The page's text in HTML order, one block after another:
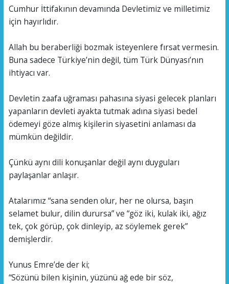
Cumhur İttifakının devamında Devletimiz ve milletimiz
için hayırlıdır.
Allah bu beraberliği bozmak isteyenlere fırsat vermesin.
Buna sadece Türkiye’nin değil, tüm Türk Dünyası’nın
ihtiyacı var.
Devletin zaafa uğraması pahasına siyasi gelecek planları
yapanların devleti ayakta tutmak adına siyasi bedel
ödemeyi göze almış kişilerin siyasetini anlaması da
mümkün değildir.
Çünkü aynı dili konuşanlar değil aynı duyguları
paylaşanlar anlaşır.
Atalarımız “sana senden olur, her ne olursa, başın
selamet bulur, dilin durursa” ve “göz iki, kulak iki, ağız
tek, çok görüp, çok dinleyip, az söylemek gerek”
demişlerdir.
Yunus Emre’de der ki;
“Sözünü bilen kişinin, yüzünü ağ ede bir söz,